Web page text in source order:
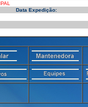
Data Expedição: